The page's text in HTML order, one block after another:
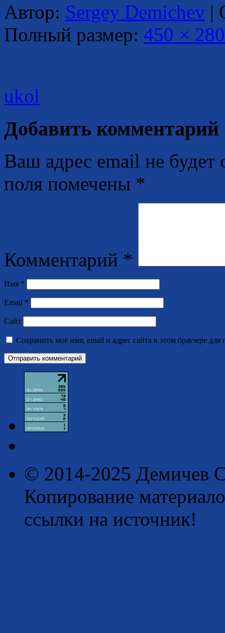
Автор: Sergey Demichev |
Полный размер: 450 × 280
ukol
Добавить комментарий
Ваш адрес email не будет
поля помечены *
Комментарий *
Имя *
Email *
Сайт
Сохранить моё имя, email и адрес сайта в этом браузере
© 2014-2025 Демичев
Копирование
ссылки на источник!